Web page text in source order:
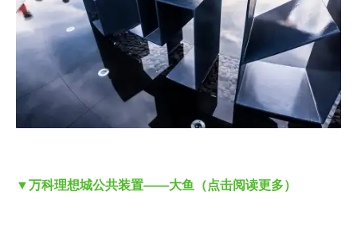
▼万科理想城公共装置——大鱼（点击阅读更多）